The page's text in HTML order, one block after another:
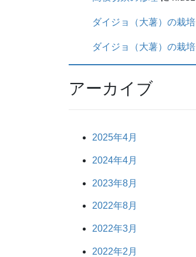
ダイジョ（大薯）の栽培
ダイジョ（大薯）の栽培
アーカイブ
2025年4月
2024年4月
2023年8月
2022年8月
2022年3月
2022年2月